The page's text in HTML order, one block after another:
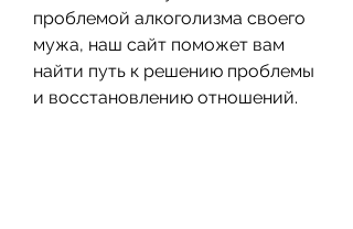
проблемой алкоголизма своего
мужа, наш сайт поможет вам
найти путь к решению проблемы
и восстановлению отношений.